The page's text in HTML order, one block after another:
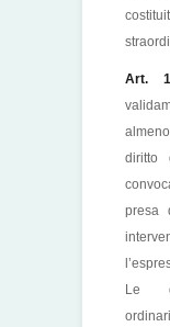
Art.
diritto
presa
Le